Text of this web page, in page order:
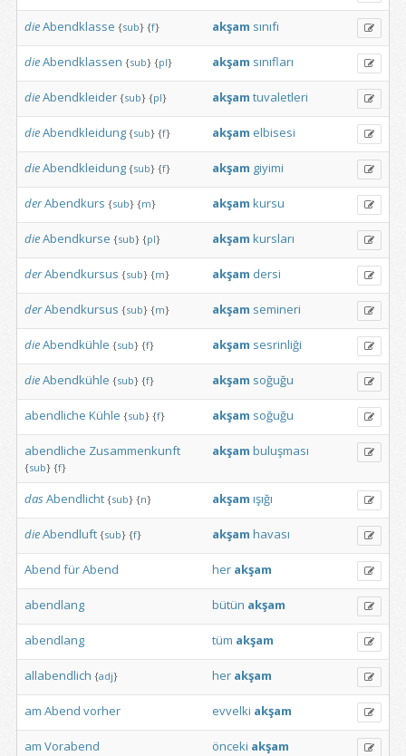
dieAbendklasse {sub} {f} akşam sınıfı
dieAbendklassen {sub} {pl} akşam sınıfları
dieAbendkleider {sub} {pl} akşam tuvaletleri
dieAbendkleidung {sub} {f} akşam elbisesi
dieAbendkleidung {sub} {f} akşam giyimi
derAbendkurs {sub} {m} akşam kursu
dieAbendkurse {sub} {pl} akşam kursları
derAbendkursus {sub} {m} akşam dersi
derAbendkursus {sub} {m} akşam semineri
dieAbendkühle {sub} {f} akşam sesrinliği
dieAbendkühle {sub} {f} akşam soğuğu
abendliche Kühle {sub} {f} akşam soğuğu
abendliche Zusammenkunft
{sub} {f}
akşam buluşması
dasAbendlicht {sub} {n} akşam ışığı
dieAbendluft {sub} {f} akşam havası
Abend fürAbend her akşam
abendlang bütün akşam
abendlang tüm akşam
allabendlich {adj} her akşam
am Abend vorher evvelki akşam
am Vorabend önceki akşam